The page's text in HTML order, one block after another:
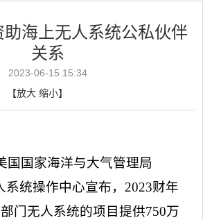
海上无人系统公私伙伴
关系
2023-06-15 15:34
【放大 缩小】
国国家海洋与大气管理局
系统操作中心宣布， 2023财年
门无人系统的项目提供750万